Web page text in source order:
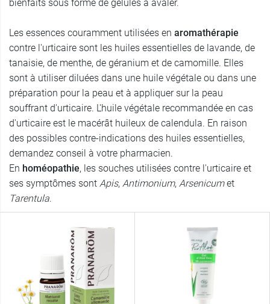
bienfaits sous forme de gélules à avaler.
Les essences couramment utilisées en aromathérapie
contre l'urticaire sont les huiles essentielles de lavande, de
tanaisie, de menthe, de géranium et de camomille. Elles
sont à utiliser diluées dans une huile végétale ou dans une
préparation pour la peau et à appliquer sur la peau
souffrant d'urticaire. L'huile végétale recommandée en cas
d'urticaire est le macérât huileux de calendula. En raison
des possibles contre-indications des huiles essentielles,
demandez conseil à votre pharmacien.
En homéopathie, les souches utilisées contre l'urticaire et
ses symptômes sont Apis, Antimonium, Arsenicumet
Tarentula.